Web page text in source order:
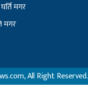
मगर
मगर
All Right Reserved.